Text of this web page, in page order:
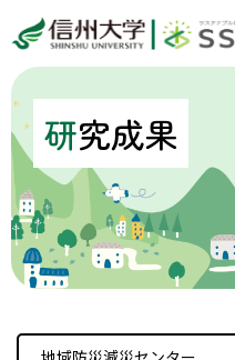
研究成果